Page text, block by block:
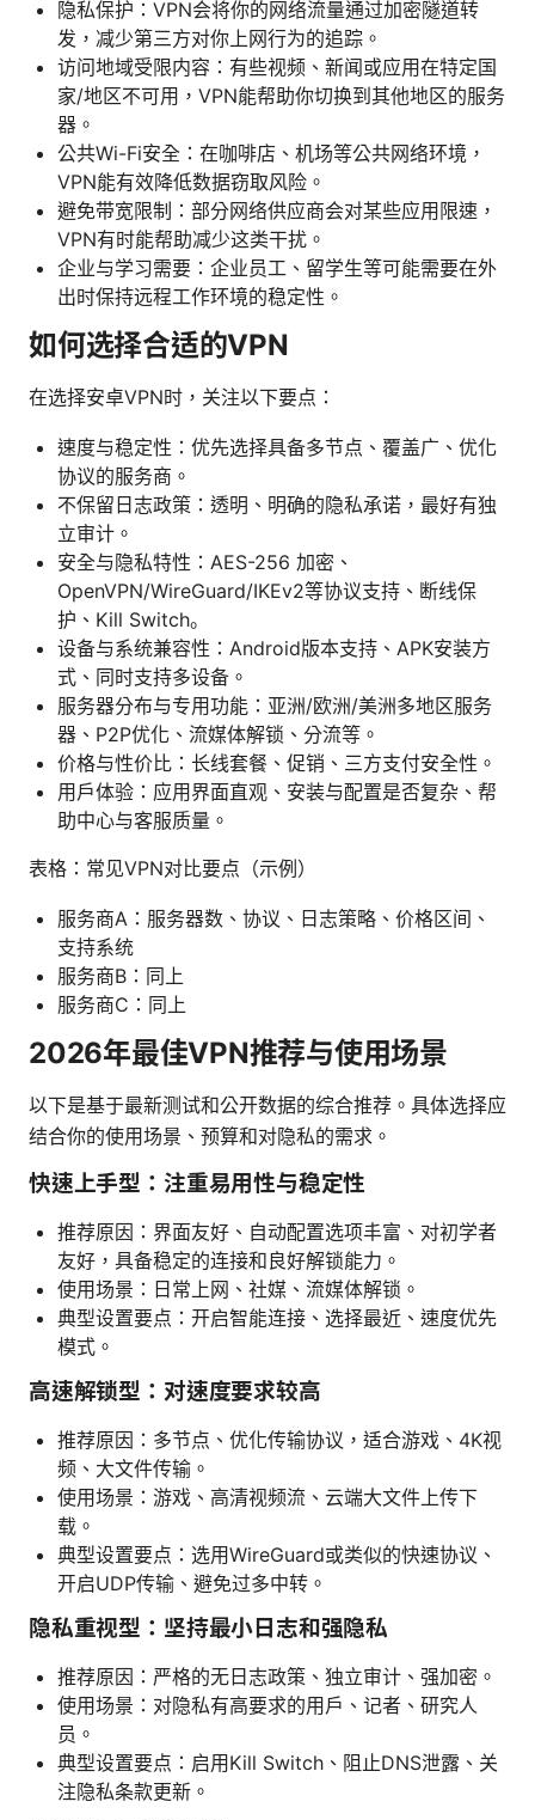
隐私保护：VPN会将你的网络流量通过加密隧道转
发，减少第三方对你上网行为的追踪。
访问地域受限内容：有些视频、新闻或应用在特定国
家/地区不可用，VPN能帮助你切换到其他地区的服务
器。
公共Wi-Fi安全：在咖啡店、机场等公共网络环境，
VPN能有效降低数据窃取风险。
避免带宽限制：部分网络供应商会对某些应用限速，
VPN有时能帮助减少这类干扰。
企业与学习需要：企业员工、留学生等可能需要在外
出时保持远程工作环境的稳定性。
如何选择合适的VPN
在选择安卓VPN时，关注以下要点：
速度与稳定性：优先选择具备多节点、覆盖广、优化
协议的服务商。
不保留日志政策：透明、明确的隐私承诺，最好有独
立审计。
安全与隐私特性：AES-256 加密、
OpenVPN/WireGuard/IKEv2等协议支持、断线保
护、Kill Switch。
设备与系统兼容性：Android版本支持、APK安装方
式、同时支持多设备。
服务器分布与专用功能：亚洲/欧洲/美洲多地区服务
器、P2P优化、流媒体解锁、分流等。
价格与性价比：长线套餐、促销、三方支付安全性。
用户体验：应用界面直观、安装与配置是否复杂、帮
助中心与客服质量。
表格：常见VPN对比要点（示例）
服务商A：服务器数、协议、日志策略、价格区间、
支持系统
服务商B：同上
服务商C：同上
2026年最佳VPN推荐与使用场景
以下是基于最新测试和公开数据的综合推荐。具体选择应
结合你的使用场景、预算和对隐私的需求。
快速上手型：注重易用性与稳定性
推荐原因：界面友好、自动配置选项丰富、对初学者
友好，具备稳定的连接和良好解锁能力。
使用场景：日常上网、社媒、流媒体解锁。
典型设置要点：开启智能连接、选择最近、速度优先
模式。
高速解锁型：对速度要求较高
推荐原因：多节点、优化传输协议，适合游戏、4K视
频、大文件传输。
使用场景：游戏、高清视频流、云端大文件上传下
载。
典型设置要点：选用WireGuard或类似的快速协议、
开启UDP传输、避免过多中转。
隐私重视型：坚持最小日志和强隐私
推荐原因：严格的无日志政策、独立审计、强加密。
使用场景：对隐私有高要求的用户、记者、研究人
员。
典型设置要点：启用Kill Switch、阻止DNS泄露、关
注隐私条款更新。